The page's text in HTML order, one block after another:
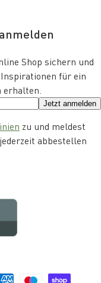
Shop sichern und
für ein
Jetzt anmelden
zu und meldest
abbestellen